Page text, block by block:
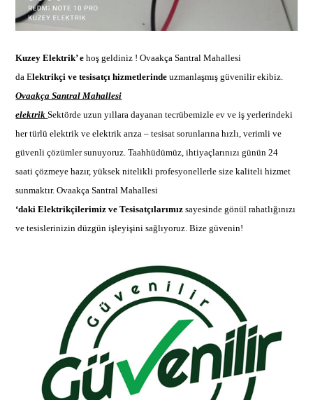
Kuzey Elektrik’ ehoş geldiniz !Ovaakça Santral Mahallesi
da Elektrikçi ve tesisatçı hizmetlerindeuzmanlaşmış güvenilir ekibiz.
Ovaakça Santral Mahallesi
elektrikSektörde uzun yıllara dayanan tecrübemizle ev ve iş yerlerindeki
her türlü elektrik veelektrik arıza – tesisat sorunlarına hızlı, verimli ve
güvenli çözümler sunuyoruz. Taahhüdümüz, ihtiyaçlarınızı günün 24
saati çözmeye hazır, yüksek nitelikli profesyonellerle size kaliteli hizmet
sunmaktır.Ovaakça Santral Mahallesi
‘daki Elektrikçilerimiz ve Tesisatçılarımızsayesinde gönül rahatlığınızı
ve tesislerinizin düzgün işleyişini sağlıyoruz. Bize güvenin!